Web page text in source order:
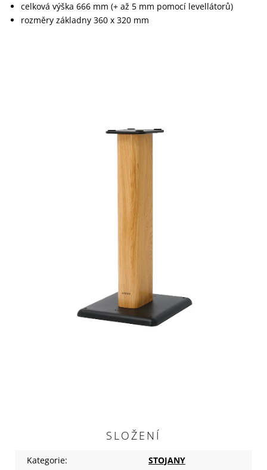
celková výška 666 mm (+ až 5 mm pomocí levellátorů)
rozměry základny 360 x 320 mm
SLOŽENÍ
Kategorie:
STOJANY